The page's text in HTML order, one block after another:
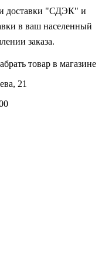
доставки "СДЭК" и
в ваш населенный
заказа.
товар в магазине
21